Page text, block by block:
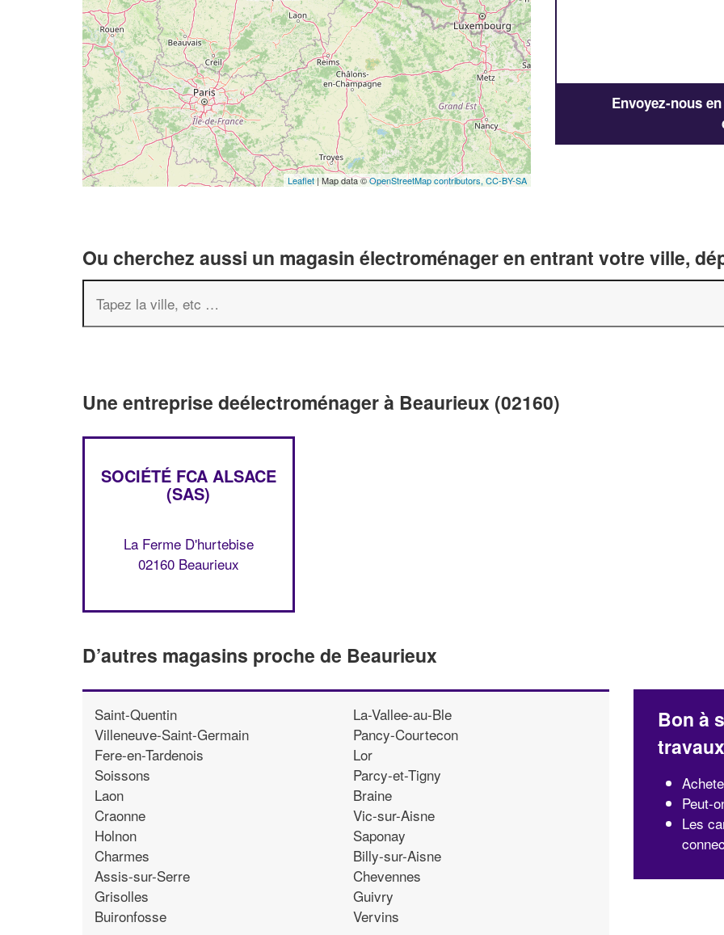
Leaflet | Map data ©OpenStreetMap contributors, CC-BY-SA
Envoyez-nous
Ou cherchez aussi un magasin électroménager en entrant votre ville,
Une entreprise deélectroménager à Beaurieux (02160)
SOCIÉTÉ FCA ALSACE
(SAS)
La Ferme D'hurtebise
02160 Beaurieux
D’autres magasins proche de Beaurieux
Saint-Quentin
Villeneuve-Saint-Germain
Fere-en-Tardenois
Soissons
Laon
Craonne
Holnon
Charmes
Assis-sur-Serre
Grisolles
Buironfosse
La-Vallee-au-Ble
Pancy-Courtecon
Lor
Parcy-et-Tigny
Braine
Vic-sur-Aisne
Saponay
Billy-sur-Aisne
Chevennes
Guivry
Vervins
Bon à
travaux
Peut-
Les